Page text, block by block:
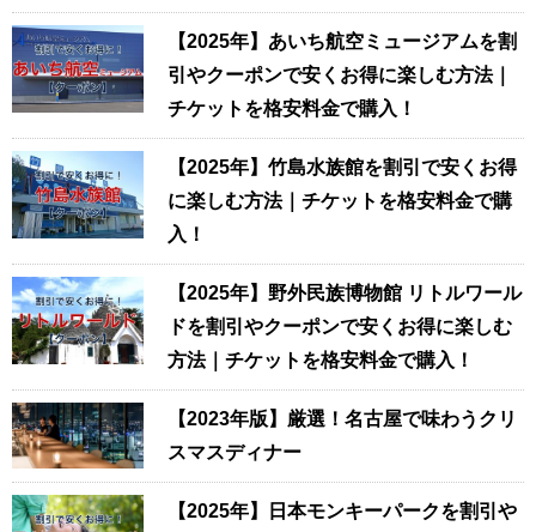
【2025年】あいち航空ミュージアムを割
引やクーポンで安くお得に楽しむ方法｜
チケットを格安料金で購入！
【2025年】竹島水族館を割引で安くお得
に楽しむ方法｜チケットを格安料金で購
入！
【2025年】野外民族博物館 リトルワール
ドを割引やクーポンで安くお得に楽しむ
方法｜チケットを格安料金で購入！
【2023年版】厳選！名古屋で味わうクリ
スマスディナー
【2025年】日本モンキーパークを割引や